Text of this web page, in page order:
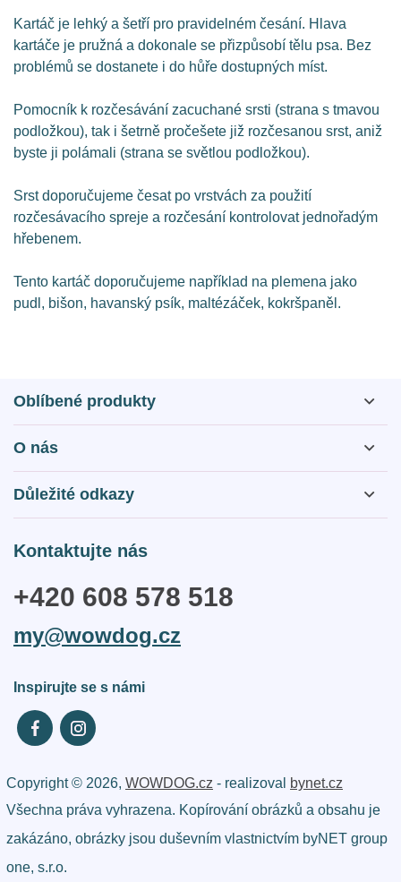
Kartáč je lehký a šetří pro pravidelném česání. Hlava
kartáče je pružná a dokonale se přizpůsobí tělu psa. Bez
problémů se dostanete i do hůře dostupných míst.
Pomocník k rozčesávání zacuchané srsti (strana s tmavou
podložkou), tak i šetrně pročešete již rozčesanou srst, aniž
byste ji polámali (strana se světlou podložkou).
Srst doporučujeme česat po vrstvách za použití
rozčesávacího spreje a rozčesání kontrolovat jednořadým
hřebenem.
Tento kartáč doporučujeme například na plemena jako
pudl, bišon, havanský psík, maltézáček, kokršpaněl.
Oblíbené produkty
O nás
O nás
Otázky a odpovědi
Kontakty
Důležité odkazy
Reklamační řád
Doprava a platba
Kontaktujte nás
+420 608 578 518
my@wowdog.cz
Inspirujte se s námi
Všechna práva vyhrazena. Kopírování obrázků a obsahu je
zakázáno, obrázky jsou duševním vlastnictvím byNET group
one, s.r.o.
Copyright © 2026, WOWDOG.cz - realizoval bynet.cz